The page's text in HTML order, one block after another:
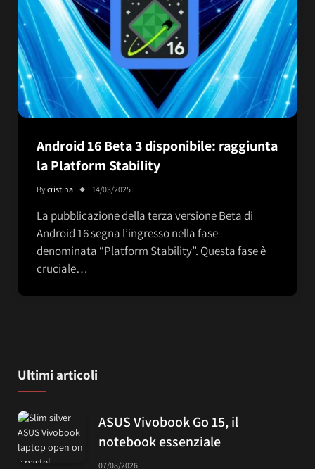
Android 16 Beta 3 disponibile: raggiunta
la Platform Stability
Bycristina 14/03/2025
La pubblicazione della terza versione Beta di
Android 16 segna l’ingresso nella fase
denominata “Platform Stability”. Questa fase è
cruciale…
Ultimi articoli
ASUS Vivobook Go 15, il
notebook essenziale
07/08/2026